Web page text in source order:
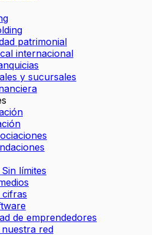
patrimonial
internacional
y sucursales
límites
cifras
de emprendedores
red